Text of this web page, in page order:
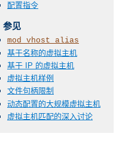
配置指令
参见
mod_vhost_alias
基于名称的虚拟主机
基于 IP 的虚拟主机
虚拟主机样例
文件句柄限制
动态配置的大规模虚拟主机
虚拟主机匹配的深入讨论